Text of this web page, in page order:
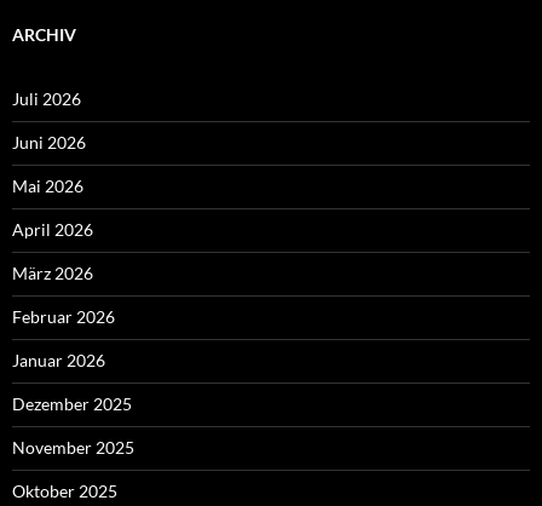
ARCHIV
Juli 2026
Juni 2026
Mai 2026
April 2026
März 2026
Februar 2026
Januar 2026
Dezember 2025
November 2025
Oktober 2025